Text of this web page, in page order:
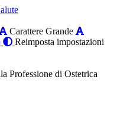
Carattere Grande
Reimposta impostazioni
Professione di Ostetrica